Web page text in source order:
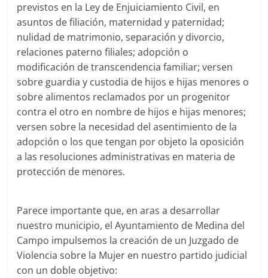
previstos en la Ley de Enjuiciamiento Civil, en
asuntos de filiación, maternidad y paternidad;
nulidad de matrimonio, separación y divorcio,
relaciones paterno filiales; adopción o
modificación de transcendencia familiar; versen
sobre guardia y custodia de hijos e hijas menores o
sobre alimentos reclamados por un progenitor
contra el otro en nombre de hijos e hijas menores;
versen sobre la necesidad del asentimiento de la
adopción o los que tengan por objeto la oposición
a las resoluciones administrativas en materia de
protección de menores.
Parece importante que, en aras a desarrollar
nuestro municipio, el Ayuntamiento de Medina del
Campo impulsemos la creación de un Juzgado de
Violencia sobre la Mujer en nuestro partido judicial
con un doble objetivo: